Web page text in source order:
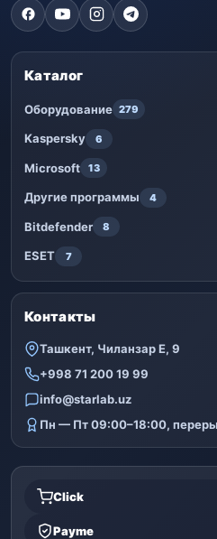
Каталог
Оборудование 279
Kaspersky 6
Microsoft 13
Другие программы 4
Bitdefender 8
ESET 7
Контакты
Ташкент, Чиланзар Е, 9
+998 71 200 19 99
info@starlab.uz
Пн — Пт 09:00–18:00,
Click
Payme